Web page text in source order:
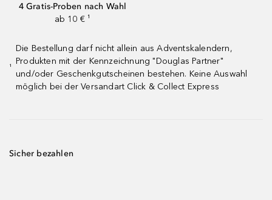
4 Gratis-Proben nach Wahl
ab 10 € ¹
¹
Die Bestellung darf nicht allein aus Adventskalendern,
Produkten mit der Kennzeichnung "Douglas Partner"
und/oder Geschenkgutscheinen bestehen. Keine Auswahl
möglich bei der Versandart Click & Collect Express
Sicher bezahlen